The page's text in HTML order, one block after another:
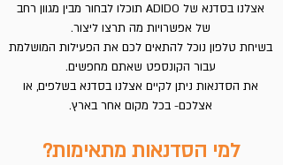
אצלנו בסדנא של ADIDO תוכלו לבחור מבין מגוון רחב
של אפשרויות מה תרצו ליצור.
בשיחת טלפון נוכל להתאים לכם את הפעילות המושלמת
עבור הקונספט שאתם מחפשים.
את הסדנאות ניתן לקיים אצלנו בסדנא בשלפים, או
אצלכם- בכל מקום אחר בארץ.
למי הסדנאות מתאימות?